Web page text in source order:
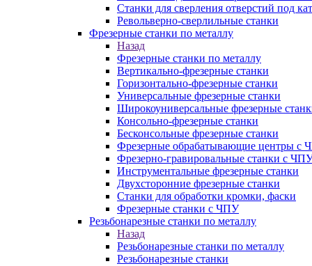
Станки для сверления отверстий под
Револьверно-сверлильные станки
Фрезерные станки по металлу
Назад
Фрезерные станки по металлу
Вертикально-фрезерные станки
Горизонтально-фрезерные станки
Универсальные фрезерные станки
Широкоуниверсальные фрезерные
Консольно-фрезерные станки
Бесконсольные фрезерные станки
Фрезерные обрабатывающие центры с
Фрезерно-гравировальные станки с
Инструментальные фрезерные станки
Двухсторонние фрезерные станки
Станки для обработки кромки, фаски
Фрезерные станки с ЧПУ
Резьбонарезные станки по металлу
Назад
Резьбонарезные станки по металлу
Резьбонарезные станки